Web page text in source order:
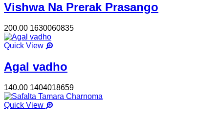
Vishwa Na Prerak Prasango
200.00 1630060835
Quick View
Agal vadho
140.00 1404018659
Quick View